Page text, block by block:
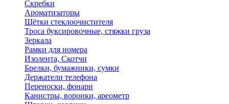
Скребки
Ароматизаторы
Щётки стеклоочистителя
Троса буксировочные, стяжки груза
Зеркала
Рамки для номера
Изолента, Скотчи
Брелки, бумажники, сумки
Держатели телефона
Переноски, фонари
Канистры, воронки, ареометр